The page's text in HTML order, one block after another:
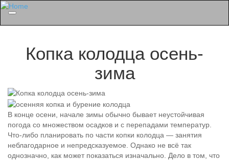
Копка колодца осень-
зима
В конце осени, начале зимы обычно бывает неустойчивая
погода со множеством осадков и с перепадами температур.
Что-либо планировать по части копки колодца — занятия
неблагодарное и непредсказуемое. Однако не всё так
однозначно, как может показаться изначально. Дело в том, что